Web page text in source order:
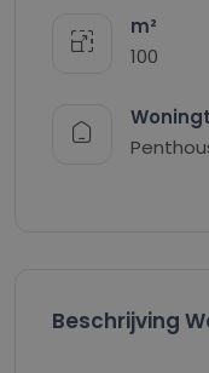
m²
100
Beschrijving